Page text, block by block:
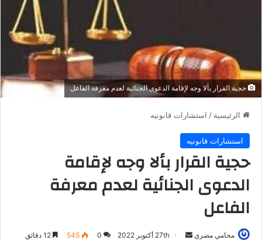
حجية القرار بألا وجه لإقامة الدعوى الجنائية لعدم معرفة الفاعل
الرئيسية / استشارات قانونيه
استشارات قانونيه
حجية القرار بألا وجه لإقامة
الدعوى الجنائية لعدم معرفة
الفاعل
محامي مصري
أرسل 27th أكتوبر 2022 0
545